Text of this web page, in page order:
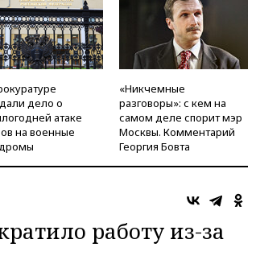
дело о
атаке
на военные
«Никчемные
разговоры»: с кем на
самом деле спорит мэр
Москвы. Комментарий
Георгия Бовта
работу из-за